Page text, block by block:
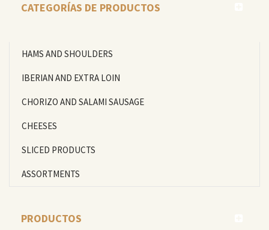
CATEGORÍAS DE PRODUCTOS
HAMS AND SHOULDERS
IBERIAN AND EXTRA LOIN
CHORIZO AND SALAMI SAUSAGE
CHEESES
SLICED PRODUCTS
ASSORTMENTS
PRODUCTOS